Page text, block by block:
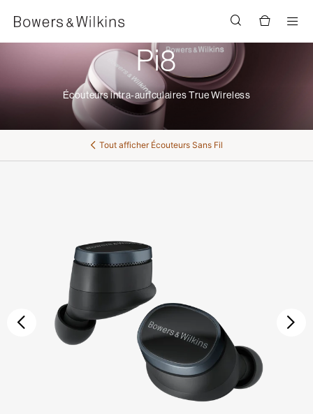
Pi8
Écouteurs intra-auriculaires True Wireless
Tout afficher Écouteurs Sans Fil
Précédent